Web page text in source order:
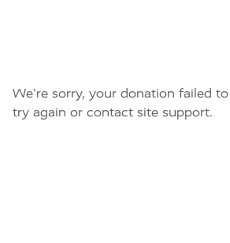
We're sorry, your donation failed to
try again or contact site support.